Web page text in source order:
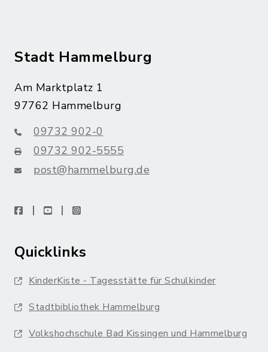
Stadt Hammelburg
Am Marktplatz 1
97762 Hammelburg
09732 902-0
09732 902-5555
post@hammelburg.de
facebookyoutubeinstagram
Quicklinks
KinderKiste - Tagesstätte für Schulkinder
Stadtbibliothek Hammelburg
Volkshochschule Bad Kissingen und Hammelburg